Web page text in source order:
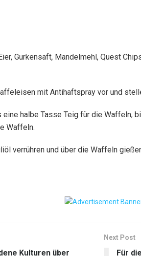
Gurkensaft, Mandelmehl, Quest
mit Antihaftspray vor und
eine halbe Tasse Teig für die Waffeln,
Waffeln.
verrühren und über die Waffeln
Kulturen über
Next Post
Für